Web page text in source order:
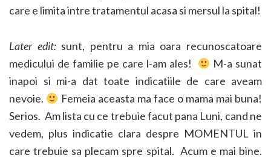
care e limita intre tratamentul acasa si mersul la spital!
Later edit: sunt, pentru a mia oara recunoscatoare
medicului de familie pe care l-am ales!
M-a sunat
inapoi si mi-a dat toate indicatiile de care aveam
nevoie.
Femeia aceasta ma face o mama mai buna!
Serios. Am lista cu ce trebuie facut pana Luni, cand ne
vedem, plus indicatie clara despre MOMENTUL in
care trebuie sa plecam spre spital. Acum e mai bine.